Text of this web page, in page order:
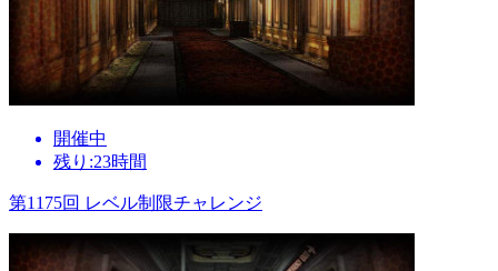
開催中
残り:23時間
第1175回 レベル制限チャレンジ